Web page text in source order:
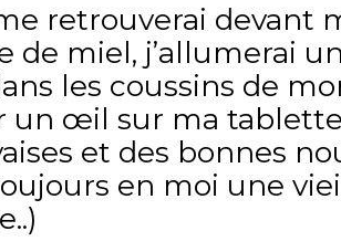
retrouverai devant
de miel, j’allumerai
les coussins de
un œil sur ma
et des bonnes
en moi une